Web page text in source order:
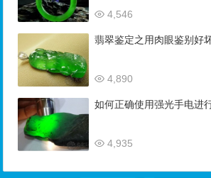
4,546
翡翠鉴定之用肉眼鉴别好
4,890
如何正确使用强光手电进
4,935